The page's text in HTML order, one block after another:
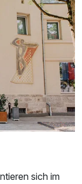
sich im